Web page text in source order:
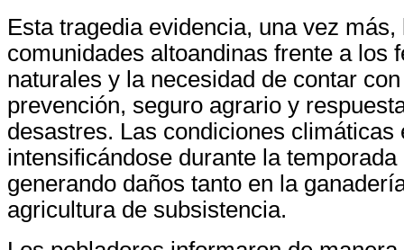
Esta tragedia evidencia, una vez
comunidades altoandinas frente a los
naturales y la necesidad de contar
prevención, seguro agrario y
desastres. Las condiciones climáticas
intensificándose durante la
generando daños tanto en la
agricultura de subsistencia.